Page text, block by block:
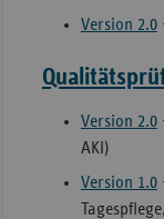
Version 2.0
Version 2.0
AKI)
Version 1.0